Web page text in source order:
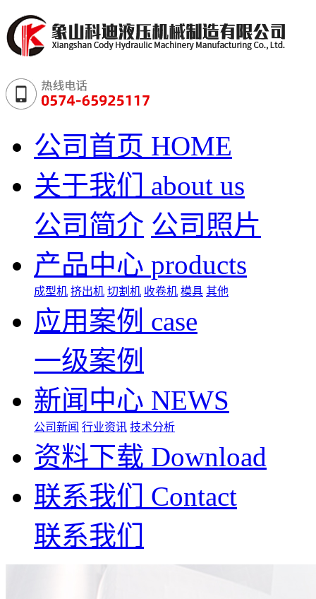
公司首页 HOME
关于我们
about us
公司简介 公司照片
产品中心 products
成型机 挤出机 切割机 收卷机 模具 其他
应用案例 case
一级案例
新闻中心 NEWS
公司新闻 行业资讯 技术分析
资料下载 Download
联系我们
Contact
联系我们